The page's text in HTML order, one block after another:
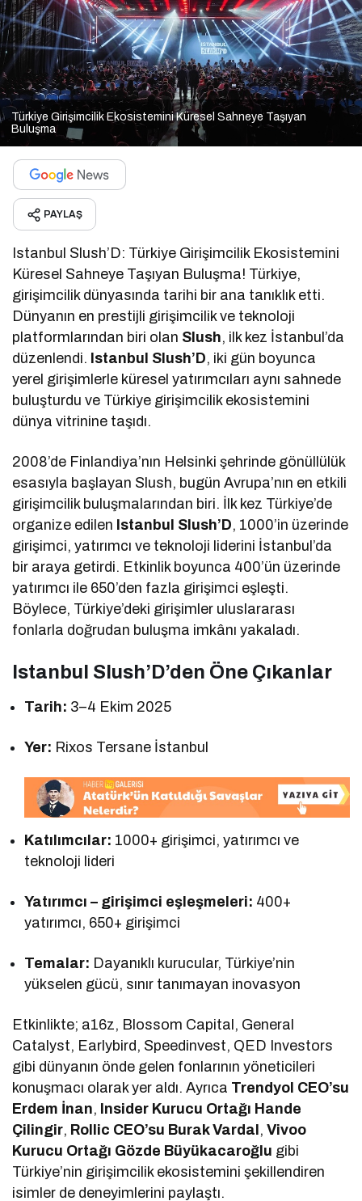
Türkiye Girişimcilik Ekosistemini Küresel Sahneye Taşıyan
Buluşma
PAYLAŞ
Istanbul Slush’D: Türkiye Girişimcilik Ekosistemini
Küresel Sahneye Taşıyan Buluşma! Türkiye,
girişimcilik dünyasında tarihi bir ana tanıklık etti.
Dünyanın en prestijli girişimcilik ve teknoloji
platformlarından biri olan Slush, ilk kez İstanbul’da
düzenlendi. Istanbul Slush’D, iki gün boyunca
yerel girişimlerle küresel yatırımcıları aynı sahnede
buluşturdu ve Türkiye girişimcilik ekosistemini
dünya vitrinine taşıdı.
2008’de Finlandiya’nın Helsinki şehrinde gönüllülük
esasıyla başlayan Slush, bugün Avrupa’nın en etkili
girişimcilik buluşmalarından biri. İlk kez Türkiye’de
organize edilen Istanbul Slush’D, 1000’in üzerinde
girişimci, yatırımcı ve teknoloji liderini İstanbul’da
bir araya getirdi. Etkinlik boyunca 400’ün üzerinde
yatırımcı ile 650’den fazla girişimci eşleşti.
Böylece, Türkiye’deki girişimler uluslararası
fonlarla doğrudan buluşma imkânı yakaladı.
Istanbul Slush’D’den Öne Çıkanlar
Tarih: 3–4 Ekim 2025
Yer: Rixos Tersane İstanbul
Katılımcılar: 1000+ girişimci, yatırımcı ve
teknoloji lideri
Yatırımcı – girişimci eşleşmeleri: 400+
yatırımcı, 650+ girişimci
Temalar: Dayanıklı kurucular, Türkiye’nin
yükselen gücü, sınır tanımayan inovasyon
Etkinlikte; a16z, Blossom Capital, General
Catalyst, Earlybird, Speedinvest, QED Investors
gibi dünyanın önde gelen fonlarının yöneticileri
konuşmacı olarak yer aldı. Ayrıca Trendyol CEO’su
Erdem İnan, Insider Kurucu Ortağı Hande
Çilingir, Rollic CEO’su Burak Vardal,Vivoo
Kurucu Ortağı Gözde Büyükacaroğlu gibi
Türkiye’nin girişimcilik ekosistemini şekillendiren
isimler de deneyimlerini paylaştı.